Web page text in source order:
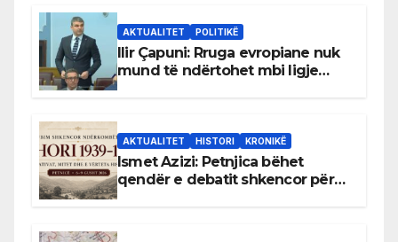
AKTUALITET POLITIKË
Ilir Çapuni: Rruga evropiane nuk
mund të ndërtohet mbi ligje
AKTUALITET HISTORI KRONIKË
Ismet Azizi: Petnjica bëhet
qendër e debatit shkencor për